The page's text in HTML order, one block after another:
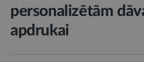
personalizētām
apdrukai